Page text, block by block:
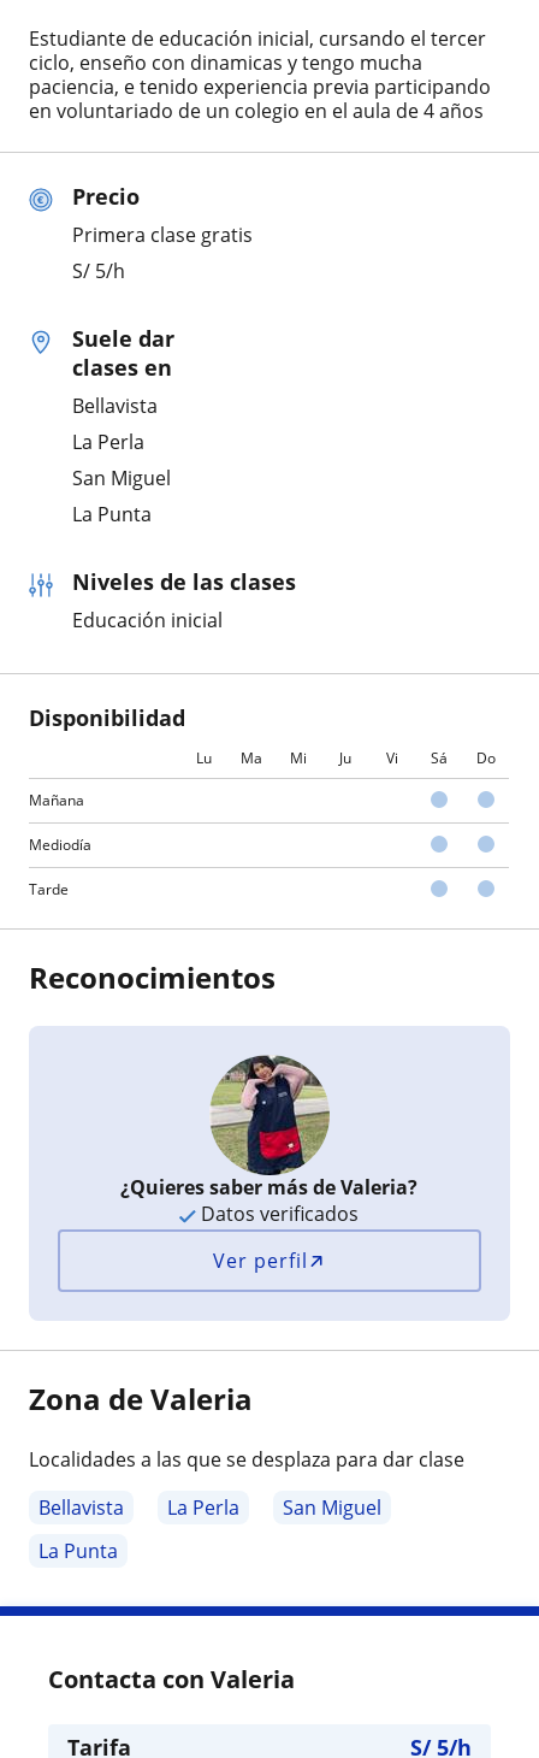
Precio
Primera clase gratis
S/ 5/h
Suele dar
clases en
Bellavista
La Perla
San Miguel
La Punta
Niveles de las clases
Educación inicial
Disponibilidad
Lu Ma Mi Ju Vi Sá Do
Mañana
Mediodía
Tarde
Estudiante de educación inicial, cursando el tercer
ciclo, enseño con dinamicas y tengo mucha
paciencia, e tenido experiencia previa participando
en voluntariado de un colegio en el aula de 4 años
Reconocimientos
¿Quieres saber más de Valeria?
Datos verificados
Ver perfil
Zona de Valeria
Localidades a las que se desplaza para dar clase
Bellavista
La Perla
San Miguel
La Punta
Contacta con Valeria
Tarifa S/5/h